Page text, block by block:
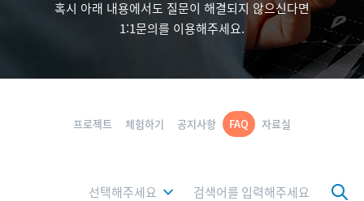
혹시 아래 내용에서도 질문이 해결되지 않으신다면
1:1문의를 이용해주세요.
프로젝트 체험하기 공지사항 FAQ 자료실
선택해주세요